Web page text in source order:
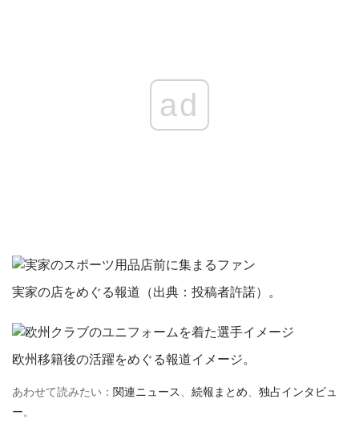
ad
実家の店をめぐる報道（出典：投稿者許諾）。
欧州移籍後の活躍をめぐる報道イメージ。
あわせて読みたい： 関連ニュース、 続報まとめ、 独占インタビュ
ー。